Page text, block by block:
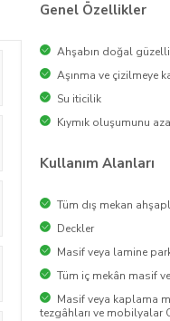
Genel Özellikler
Ahşabın doğal
Aşınma ve çizilmeye
Su iticilik
Kıymık oluşumunu
Kullanım Alanları
Tüm dış mekan
Deckler
Masif veya lamine
Tüm iç mekân masif
Masif veya kaplama
tezgâhları ve mobilyalar